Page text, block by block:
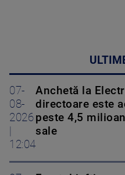
07-
08-
2026
|
12:04
Anchetă la
directoare este
peste 4,5
sale